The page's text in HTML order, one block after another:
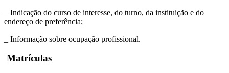
_ Indicação do curso de interesse, do turno, da instituição e do
endereço de preferência;
_ Informação sobre ocupação profissional.
Matrículas